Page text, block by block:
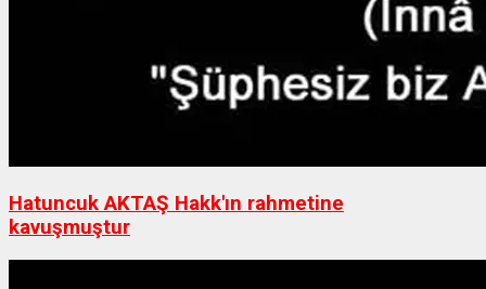
Hatuncuk AKTAŞ Hakk'ın rahmetine
kavuşmuştur